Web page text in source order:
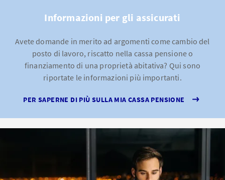
Informazioni per gli assicurati
Avete domande in merito ad argomenti come cambio del
posto di lavoro, riscatto nella cassa pensione o
finanziamento di una proprietà abitativa? Qui sono
riportate le informazioni più importanti.
PER SAPERNE DI PIÙ SULLA MIA CASSA PENSIONE